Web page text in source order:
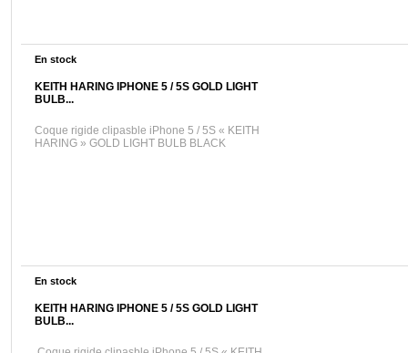
En stock
KEITH HARING IPHONE 5 / 5S GOLD LIGHT
BULB...
Coque rigide clipasble iPhone 5 / 5S « KEITH
HARING » GOLD LIGHT BULB BLACK
En stock
KEITH HARING IPHONE 5 / 5S GOLD LIGHT
BULB...